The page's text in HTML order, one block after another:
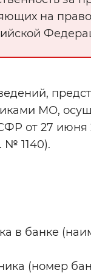
на
МО,
от 27 июня
№ 1140).
в банке
(номер